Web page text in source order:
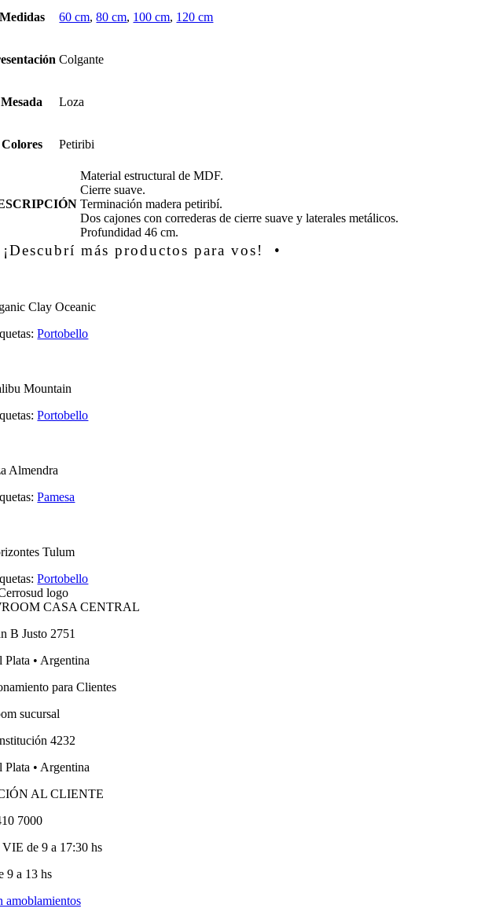
60 cm,80 cm, 100 cm, 120 cm
Colgante
Mesada Loza
Colores Petiribi
Material estructural de MDF.
Cierre suave.
Terminación madera petiribí.
Dos cajones con correderas de cierre suave y laterales metálicos.
Profundidad 46 cm.
más productos para vos! •
Clay Oceanic
Portobello
Mountain
Portobello
Almendra
Pamesa
Tulum
Portobello
CASA CENTRAL
B Justo 2751
Plata • Argentina
para Clientes
sucursal
4232
Plata • Argentina
AL CLIENTE
7000
de 9 a 17:30 hs
9 a 13 hs
amoblamientos